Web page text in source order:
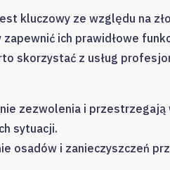
kluczowy ze względu na
ich prawidłowe
skorzystać z usług
zezwolenia i przestrzegają
sytuacji.
osadów i zanieczyszczeń